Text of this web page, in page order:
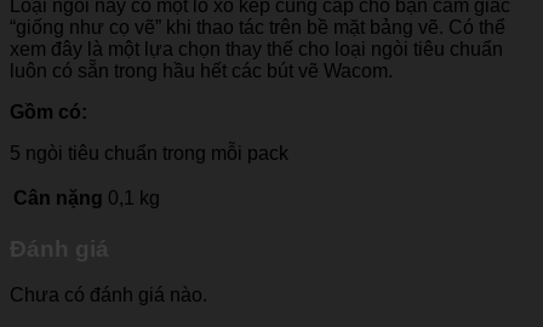
Loại ngòi này có một lò xo kép cung cấp cho bạn cảm giác
“giống như cọ vẽ” khi thao tác trên bề mặt bảng vẽ. Có thể
xem đây là một lựa chọn thay thế cho loại ngòi tiêu chuẩn
luôn có sẵn trong hầu hết các bút vẽ Wacom.
Gồm có:
5 ngòi tiêu chuẩn trong mỗi pack
Cân nặng 0,1 kg
Đánh giá
Chưa có đánh giá nào.